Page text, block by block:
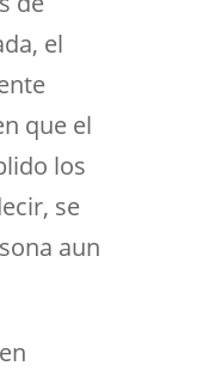
el
que el
los
se
aun